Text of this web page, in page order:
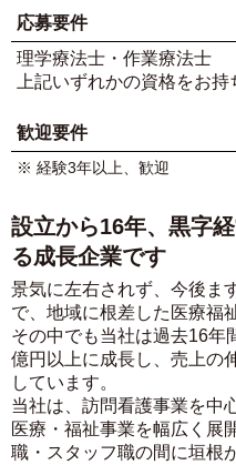
応募要件
理学療法士・作業療法士
上記いずれかの資格をお持
歓迎要件
※ 経験3年以上、歓迎
設立から16年、黒字
る成長企業です
景気に左右されず、今後ま
で、地域に根差した医療福
その中でも当社は過去16年
億円以上に成長し、売上の
しています。
当社は、訪問看護事業を中
医療・福祉事業を幅広く展
職・スタッフ職の間に垣根